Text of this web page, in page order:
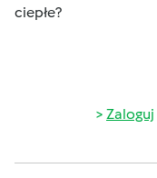
ciepłe?
Zaloguj